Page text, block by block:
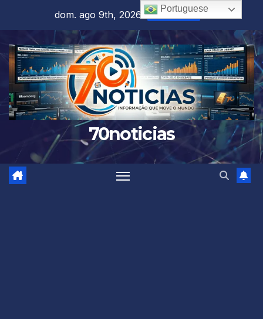
content
dom. ago 9th, 2026 7:48:39 AM
70noticias
Portuguese